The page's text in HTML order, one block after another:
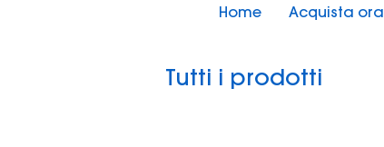
Home Acquista ora
Tutti i prodotti